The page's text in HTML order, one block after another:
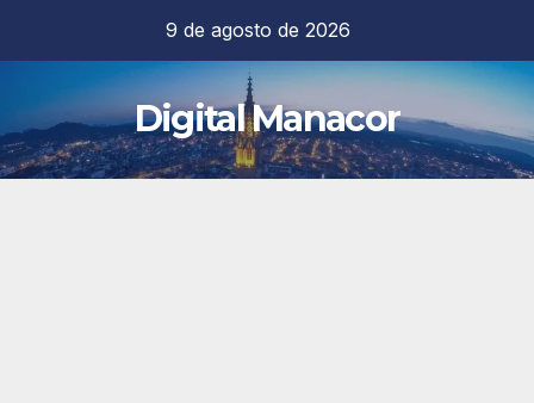
contenido
9 de agosto de 2026
Digital Manacor